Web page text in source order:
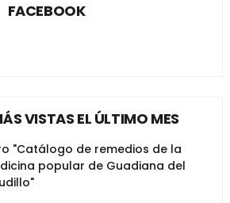
FACEBOOK
VISTAS EL ÚLTIMO MES
"Catálogo de remedios de la
popular de Guadiana del